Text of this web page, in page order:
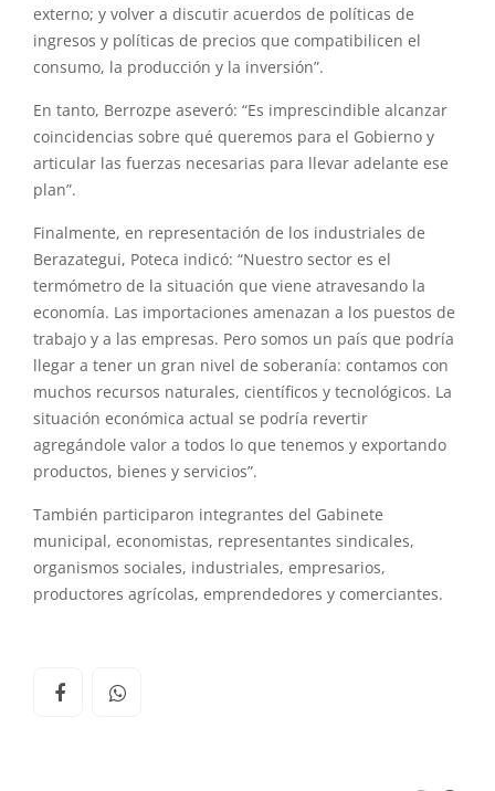
externo; y volver a discutir acuerdos de políticas de
ingresos y políticas de precios que compatibilicen el
consumo, la producción y la inversión”.
En tanto, Berrozpe aseveró: “Es imprescindible alcanzar
coincidencias sobre qué queremos para el Gobierno y
articular las fuerzas necesarias para llevar adelante ese
plan”.
Finalmente, en representación de los industriales de
Berazategui, Poteca indicó: “Nuestro sector es el
termómetro de la situación que viene atravesando la
economía. Las importaciones amenazan a los puestos de
trabajo y a las empresas. Pero somos un país que podría
llegar a tener un gran nivel de soberanía: contamos con
muchos recursos naturales, científicos y tecnológicos. La
situación económica actual se podría revertir
agregándole valor a todos lo que tenemos y exportando
productos, bienes y servicios”.
También participaron integrantes del Gabinete
municipal, economistas, representantes sindicales,
organismos sociales, industriales, empresarios,
productores agrícolas, emprendedores y comerciantes.